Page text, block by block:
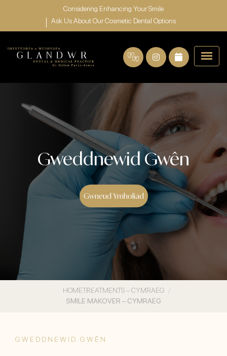
Considering Enhancing Your Smile
Ask Us About Our Cosmetic Dental Options
Gweddnewid Gwên
Gwneud Ymholiad
HOMETREATMENTS – CYMRAEG
SMILE MAKOVER – CYMRAEG
GWEDDNEWID GWÊN